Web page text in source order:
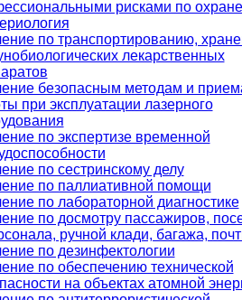
рисками по охране
по транспортированию,
лекарственных
безопасным методам и
при эксплуатации лазерного
по экспертизе временной
по сестринскому делу
по паллиативной помощи
по лабораторной диагностике
по досмотру пассажиров,
ручной клади, багажа,
по дезинфектологии
по обеспечению технической
на объектах атомной